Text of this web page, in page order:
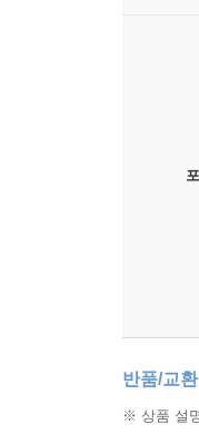
반품/교
※ 상품 설